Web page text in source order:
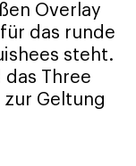
Overlay
das runde
steht.
das Three
Geltung